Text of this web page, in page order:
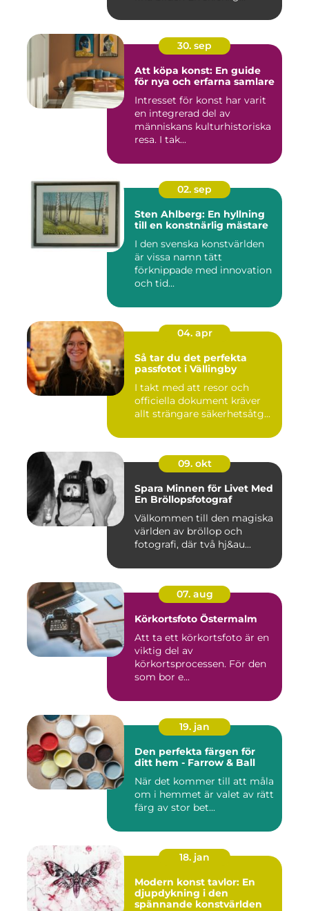
30. sep
Att köpa konst: En guide
för nya och erfarna samlare
Intresset för konst har varit
en integrerad del av
människans kulturhistoriska
resa. I tak...
02. sep
Sten Ahlberg: En hyllning
till en konstnärlig mästare
I den svenska konstvärlden
är vissa namn tätt
förknippade med innovation
och tid...
04. apr
Så tar du det perfekta
passfotot i Vällingby
I takt med att resor och
officiella dokument kräver
allt strängare säkerhetsåtg...
09. okt
Spara Minnen för Livet Med
En Bröllopsfotograf
Välkommen till den magiska
världen av bröllop och
fotografi, där två hj&au...
07. aug
Körkortsfoto Östermalm
Att ta ett körkortsfoto är en
viktig del av
körkortsprocessen. För den
som bor e...
19. jan
Den perfekta färgen för
ditt hem - Farrow & Ball
När det kommer till att måla
om i hemmet är valet av rätt
färg av stor bet...
18. jan
Modern konst tavlor: En
djupdykning i den
spännande konstvärlden